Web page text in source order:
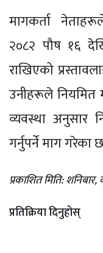
मागकर्ता नेताहरूले
२०८२ पौष १६
राखिएको
उनीहरूले नियमित
व्यवस्था अनुसार
गर्नुपर्ने माग गरेका
प्रकाशित मिति:
प्रतिक्रिया दिनुहोस्